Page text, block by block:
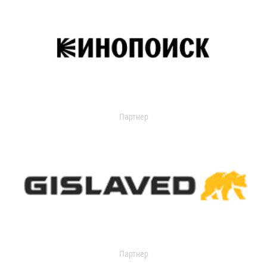
Партнер
Партнер